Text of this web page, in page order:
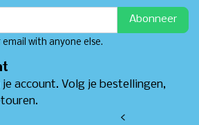
Abonneer
with anyone else.
je account. Volg je bestellingen,
<